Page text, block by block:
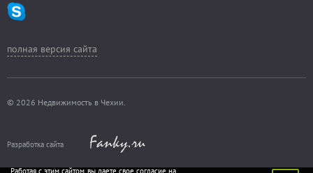
полная версия сайта
© 2026 Недвижимость в Чехии.
Разработка сайта
Работая с этим сайтом, вы даете свое согласие на